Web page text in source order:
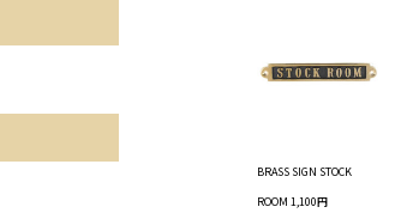
BRASS SIGN STOCK
ROOM 1,100円